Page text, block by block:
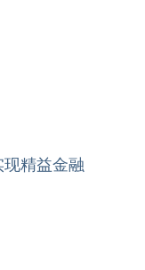
精益金融